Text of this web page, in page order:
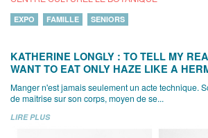
EXPO FAMILLE SENIORS
KATHERINE LONGLY : TO TELL MY
WANT TO EAT ONLY HAZE LIKE A
Manger n'est jamais seulement un acte technique.
de maîtrise sur son corps, moyen de se...
LIRE PLUS